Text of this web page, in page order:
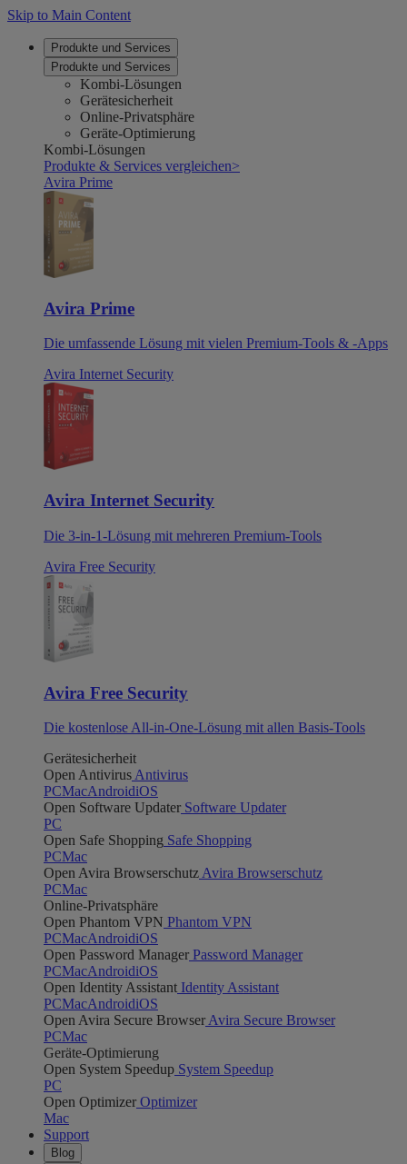
Skip to Main Content
Produkte und Services
Produkte und Services
Kombi-Lösungen
Gerätesicherheit
Online-Privatsphäre
Geräte-Optimierung
Kombi-Lösungen
Produkte & Services vergleichen>
Avira Prime
Avira Prime
Die umfassende Lösung mit vielen Premium-Tools & -Apps
Avira Internet Security
Avira Internet Security
Die 3-in-1-Lösung mit mehreren Premium-Tools
Avira Free Security
Avira Free Security
Die kostenlose All-in-One-Lösung mit allen Basis-Tools
Gerätesicherheit
Open Antivirus Antivirus
PCMacAndroidiOS
Open Software Updater Software Updater
PC
Open Safe Shopping Safe Shopping
PCMac
Open Avira Browserschutz Avira Browserschutz
PCMac
Online-Privatsphäre
Open Phantom VPN Phantom VPN
PCMacAndroidiOS
Open Password Manager Password Manager
PCMacAndroidiOS
Open Identity Assistant Identity Assistant
PCMacAndroidiOS
Open Avira Secure Browser Avira Secure Browser
PCMac
Geräte-Optimierung
Open System Speedup System Speedup
PC
Open Optimizer Optimizer
Mac
Support
Blog